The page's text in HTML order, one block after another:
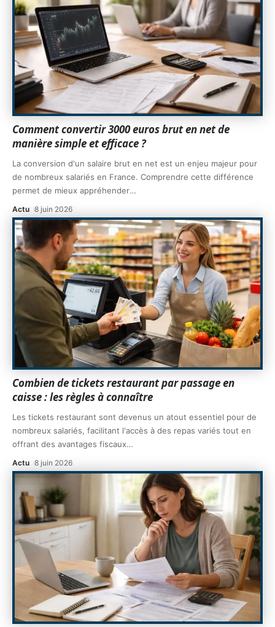
Comment convertir 3000 euros brut en net de
manière simple et efficace ?
La conversion d'un salaire brut en net est un enjeu majeur pour
de nombreux salariés en France. Comprendre cette différence
permet de mieux appréhender…
Actu 8 juin 2026
Combien de tickets restaurant par passage en
caisse : les règles à connaître
Les tickets restaurant sont devenus un atout essentiel pour de
nombreux salariés, facilitant l'accès à des repas variés tout en
offrant des avantages fiscaux…
Actu 8 juin 2026